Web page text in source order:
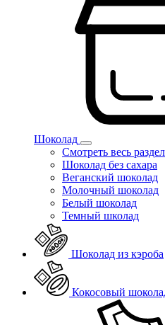
Шоколад
Смотреть весь раздел
Шоколад без сахара
Веганский шоколад
Молочный шоколад
Белый шоколад
Темный школад
Шоколад из кэроба
Кокосовый